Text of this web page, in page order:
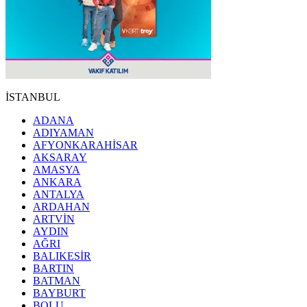
İSTANBUL
ADANA
ADIYAMAN
AFYONKARAHİSAR
AKSARAY
AMASYA
ANKARA
ANTALYA
ARDAHAN
ARTVİN
AYDIN
AĞRI
BALIKESİR
BARTIN
BATMAN
BAYBURT